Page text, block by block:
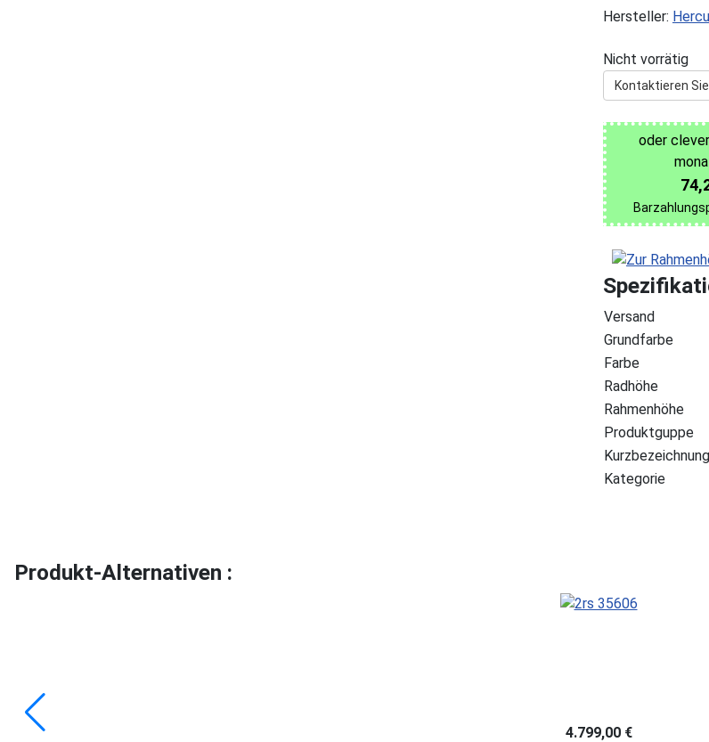
Hersteller:
Nicht vorrätig
Kontaktieren
oder
Versand
Grundfarbe
Farbe
Radhöhe
Rahmenhöhe
Produktguppe
Kurzbezeichnung
Kategorie
Produkt-Alternativen :
4.799,00 €